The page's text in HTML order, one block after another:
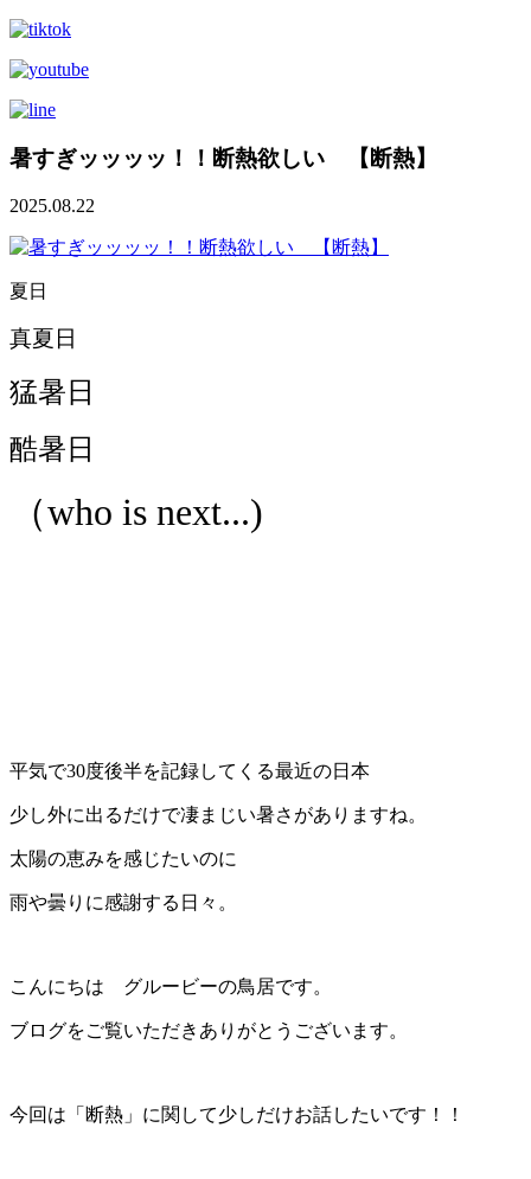
暑すぎッッッッ！！断熱欲しい 【断熱】
2025.08.22
夏日
真夏日
猛暑日
酷暑日
（who is next...)
平気で30度後半を記録してくる最近の日本
少し外に出るだけで凄まじい暑さがありますね。
太陽の恵みを感じたいのに
雨や曇りに感謝する日々。
こんにちは グルービーの鳥居です。
ブログをご覧いただきありがとうございます。
今回は「断熱」に関して少しだけお話したいです！！